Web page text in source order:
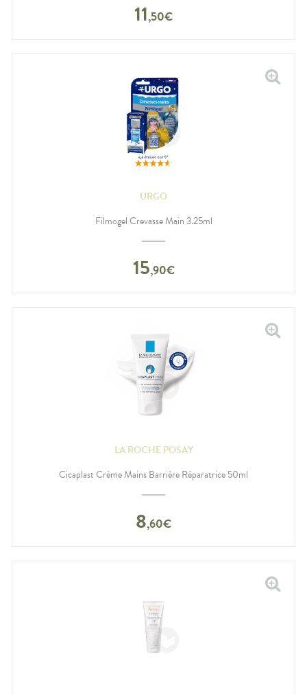
11,50€
URGO
Filmogel Crevasse Main 3.25ml
15,90€
LA ROCHE POSAY
Cicaplast Crème Mains Barrière Réparatrice 50ml
8,60€